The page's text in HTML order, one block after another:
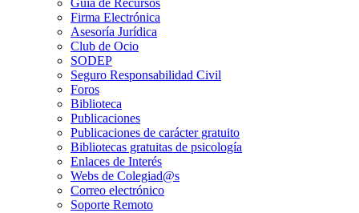
Guía de Recursos
Firma Electrónica
Asesoría Jurídica
Club de Ocio
SODEP
Seguro Responsabilidad Civil
Foros
Biblioteca
Publicaciones
Publicaciones de carácter gratuito
Bibliotecas gratuitas de psicología
Enlaces de Interés
Webs de Colegiad@s
Correo electrónico
Soporte Remoto